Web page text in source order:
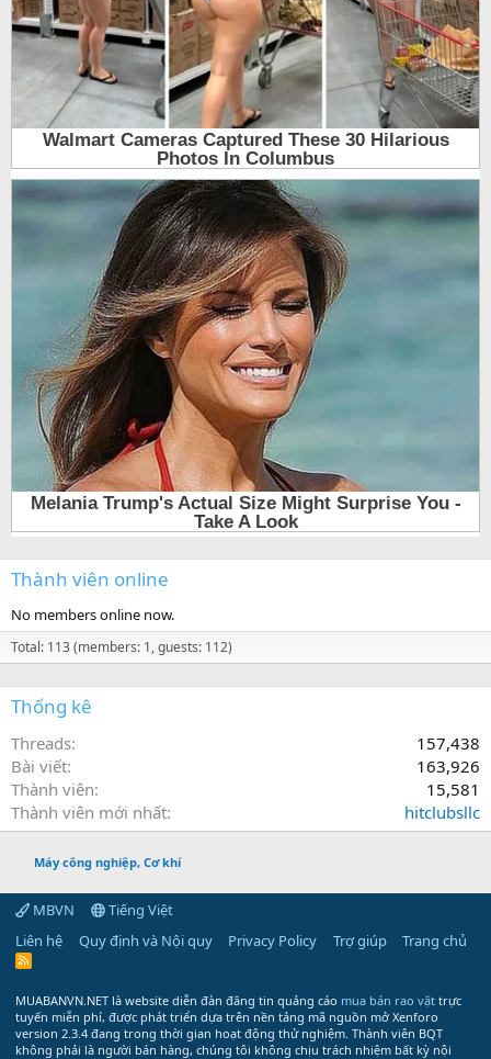
Thành viên online
No members online now.
Total: 113 (members: 1, guests: 112)
Thống kê
Threads
157,438
Bài viết
163,926
Thành viên
15,581
Thành viên mới nhất
hitclubsllc
Máy công nghiệp, Cơ khí
MBVN
Tiếng Việt
Liên hệ
Quy định và Nội quy Privacy Policy Trợ giúp Trang chủ
R
MUABANVN.NET là website diễn đàn đăng tin quảng cáo mua bán rao vặt trực
tuyến miễn phí, được phát triển dựa trên nền tảng mã nguồn mở Xenforo
version 2.3.4 đang trong thời gian hoạt động thử nghiệm. Thành viên BQT
không phải là người bán hàng, chúng tôi không chịu trách nhiệm bất kỳ nội